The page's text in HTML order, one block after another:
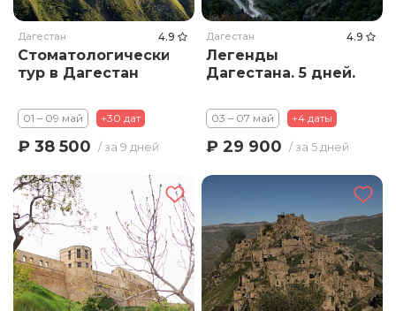
Дагестан 4.9
Стоматологический
тур в Дагестан
01 – 09 май +30 дат
₽ 38 500 / за 9 дней
Дагестан 4.9
Легенды
Дагестана. 5 дней.
03 – 07 май +4 даты
₽ 29 900 / за 5 дней